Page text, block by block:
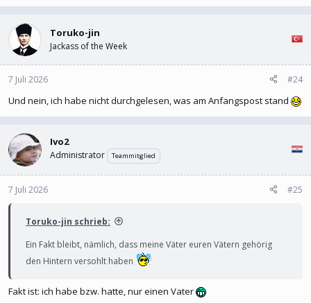
Jahrhunderte alle Invasoren aus dem Osten geschlagen und
die wie Hyänen über Ostrom Kadaver hergefallen. Ausgleichende
Osmanen auf den Balkan gekommen und 30 Jahre später haben
die Osmanen sie vernichtet
Toruko-jin
Jackass of the Week
7 Juli 2026 #24
Und nein, ich habe nicht durchgelesen, was am Anfangspost stand
Ivo2
Administrator Teammitglied
7 Juli 2026 #25
Toruko-jin schrieb:
Ein Fakt bleibt, nämlich, dass meine Väter euren Vätern gehörig
den Hintern versohlt haben
Fakt ist: ich habe bzw. hatte, nur einen Vater